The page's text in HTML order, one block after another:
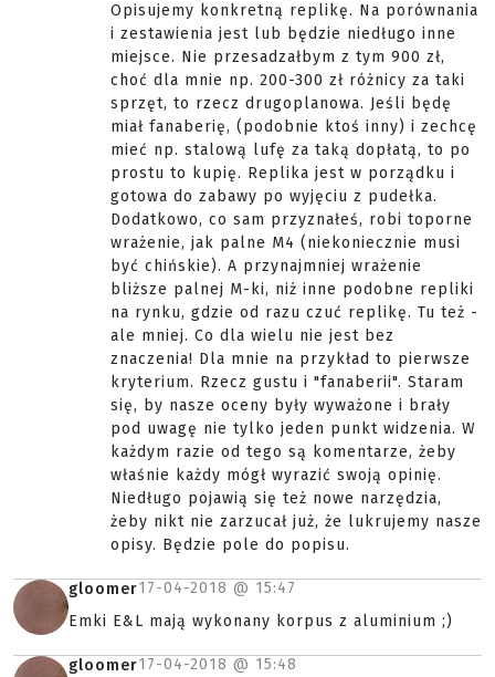
Opisujemy konkretną replikę. Na porównania
i zestawienia jest lub będzie niedługo inne
miejsce. Nie przesadzałbym z tym 900 zł,
choć dla mnie np. 200-300 zł różnicy za taki
sprzęt, to rzecz drugoplanowa. Jeśli będę
miał fanaberię, (podobnie ktoś inny) i zechcę
mieć np. stalową lufę za taką dopłatą, to po
prostu to kupię. Replika jest w porządku i
gotowa do zabawy po wyjęciu z pudełka.
Dodatkowo, co sam przyznałeś, robi toporne
wrażenie, jak palne M4 (niekoniecznie musi
być chińskie). A przynajmniej wrażenie
bliższe palnej M-ki, niż inne podobne repliki
na rynku, gdzie od razu czuć replikę. Tu też -
ale mniej. Co dla wielu nie jest bez
znaczenia! Dla mnie na przykład to pierwsze
kryterium. Rzecz gustu i "fanaberii". Staram
się, by nasze oceny były wyważone i brały
pod uwagę nie tylko jeden punkt widzenia. W
każdym razie od tego są komentarze, żeby
właśnie każdy mógł wyrazić swoją opinię.
Niedługo pojawią się też nowe narzędzia,
żeby nikt nie zarzucał już, że lukrujemy nasze
opisy. Będzie pole do popisu.
gloomer17-04-2018 @ 15:47
Emki E&L mają wykonany korpus z aluminium ;)
gloomer17-04-2018 @ 15:48